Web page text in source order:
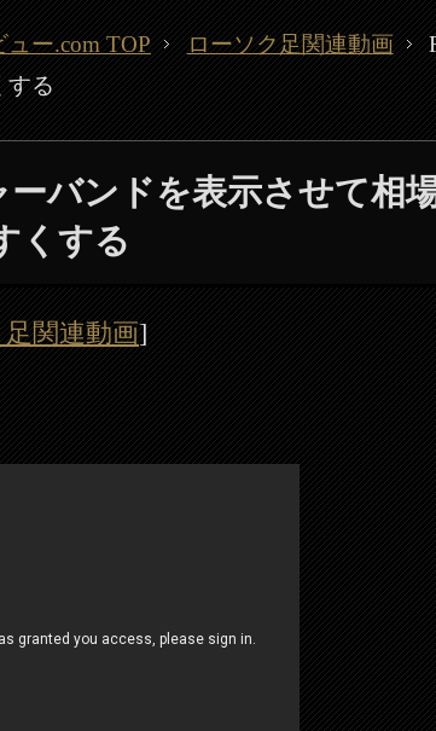
ー.com TOP ローソク足関連動画
する
バンドを表示させて相
くする
関連動画]